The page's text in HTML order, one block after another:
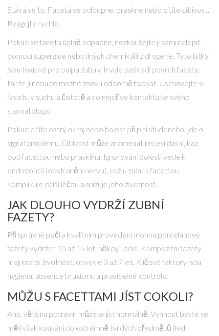
Stává se to. Faceta se odloupne, praskne nebo cítíte citlivost.
Reagujte rychle.
Pokud se faceta úplně odpadne, nezkoušejte ji sami nalepit
pomocí superglue nebo jiných chemikálií z drogerie. Tyto látky
jsou toxické pro pulpa zubu a trvale poškodí povrch facety,
takže ji nebude možné znovu odborně fixovat. Uschovejte si
facetu v suchu a čistotě a co nejdříve kontaktujte svého
stomatologa.
Pokud cítíte ostrý okraj nebo bolest při pití studeného, jde o
signál problému. Citlivost může znamenat recesi dásní, kaz
pod facettou nebo prasklinu. Ignorování bolesti vede k
endodoncii (odstranění nervu), což u zubu s facettou
komplikuje další léčbu a snižuje jeho životnost.
JAK DLOUHO VYDRŽÍ ZUBNÍ
FAZETY?
Při správné péči a kvalitním provedení mohou porcelánové
fazety vydržet 10 až 15 let, někdy i déle. Kompozitní fazety
mají kratší životnost, obvykle 3 až 7 let. Klíčové faktory jsou
hygiena, absence bruxismu a pravidelné kontroly.
MŮŽU S FACETTAMI JÍST COKOLI?
Ano, většinu potravin můžete jíst normálně. Vyhnout byste se
měli však kousání do extrémně tvrdých předmětů (led,